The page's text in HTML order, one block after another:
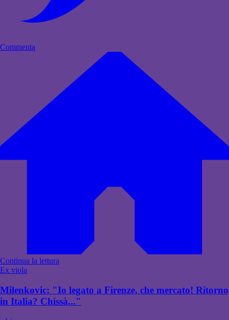
Commenta
Continua la lettura
Ex viola
Milenkovic: "Io legato a Firenze, che mercato! Ritorno
in Italia? Chissà..."